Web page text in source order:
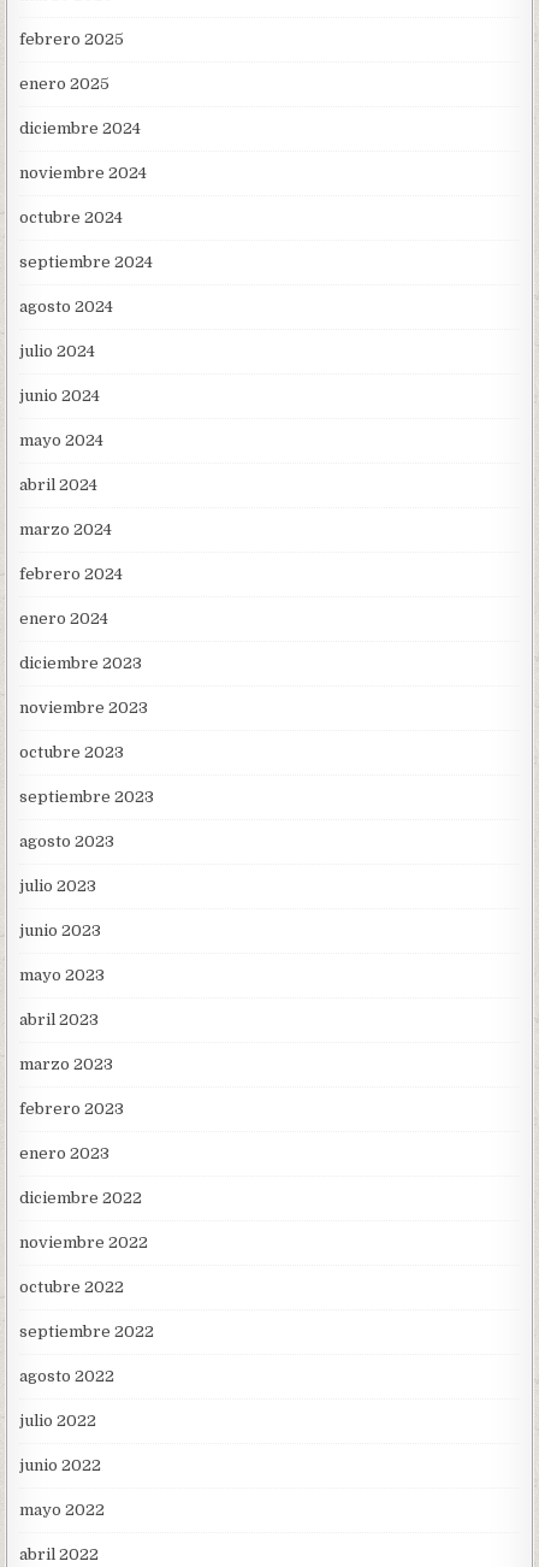
febrero 2025
enero 2025
diciembre 2024
noviembre 2024
octubre 2024
septiembre 2024
agosto 2024
julio 2024
junio 2024
mayo 2024
abril 2024
marzo 2024
febrero 2024
enero 2024
diciembre 2023
noviembre 2023
octubre 2023
septiembre 2023
agosto 2023
julio 2023
junio 2023
mayo 2023
abril 2023
marzo 2023
febrero 2023
enero 2023
diciembre 2022
noviembre 2022
octubre 2022
septiembre 2022
agosto 2022
julio 2022
junio 2022
mayo 2022
abril 2022